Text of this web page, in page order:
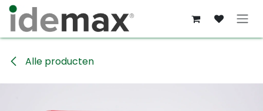
Overslaan naar inhoud
Alle producten